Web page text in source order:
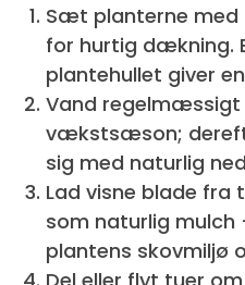
Sæt planterne med
for hurtig dækning.
plantehullet giver
Vand regelmæssigt
vækstsæson;
sig med naturlig
Lad visne blade
som naturlig
plantens skovmiljø